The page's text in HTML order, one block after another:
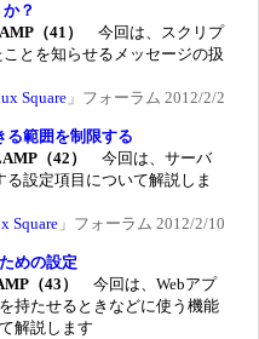
？
（41）
今回は、スクリプ
とを知らせるメッセージの扱
Square 」フォーラム 2012/2/2
る範囲を制限する
（42）
今回は、サーバ
設定項目について解説しま
Square 」フォーラム 2012/2/10
めの設定
（43）
今回は、Webアプ
持たせるときなどに使う機能
解説します